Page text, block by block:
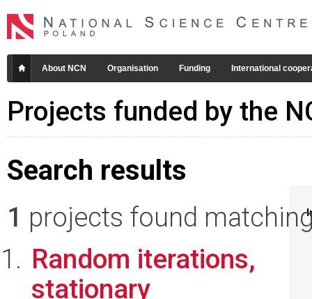
About NCN Organisation Funding International
Projects funded by the
Search results
1 projects found
Random iterations,
stationary